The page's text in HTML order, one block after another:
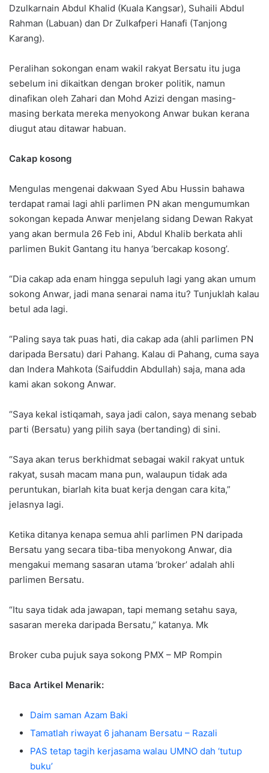
Dzulkarnain Abdul Khalid (Kuala Kangsar), Suhaili Abdul
Rahman (Labuan) dan Dr Zulkafperi Hanafi (Tanjong
Karang).
Peralihan sokongan enam wakil rakyat Bersatu itu juga
sebelum ini dikaitkan dengan broker politik, namun
dinafikan oleh Zahari dan Mohd Azizi dengan masing-
masing berkata mereka menyokong Anwar bukan kerana
diugut atau ditawar habuan.
Cakap kosong
Mengulas mengenai dakwaan Syed Abu Hussin bahawa
terdapat ramai lagi ahli parlimen PN akan mengumumkan
sokongan kepada Anwar menjelang sidang Dewan Rakyat
yang akan bermula 26 Feb ini, Abdul Khalib berkata ahli
parlimen Bukit Gantang itu hanya ‘bercakap kosong’.
“Dia cakap ada enam hingga sepuluh lagi yang akan umum
sokong Anwar, jadi mana senarai nama itu? Tunjuklah kalau
betul ada lagi.
“Paling saya tak puas hati, dia cakap ada (ahli parlimen PN
daripada Bersatu) dari Pahang. Kalau di Pahang, cuma saya
dan Indera Mahkota (Saifuddin Abdullah) saja, mana ada
kami akan sokong Anwar.
“Saya kekal istiqamah, saya jadi calon, saya menang sebab
parti (Bersatu) yang pilih saya (bertanding) di sini.
“Saya akan terus berkhidmat sebagai wakil rakyat untuk
rakyat, susah macam mana pun, walaupun tidak ada
peruntukan, biarlah kita buat kerja dengan cara kita,”
jelasnya lagi.
Ketika ditanya kenapa semua ahli parlimen PN daripada
Bersatu yang secara tiba-tiba menyokong Anwar, dia
mengakui memang sasaran utama ‘broker’ adalah ahli
parlimen Bersatu.
“Itu saya tidak ada jawapan, tapi memang setahu saya,
sasaran mereka daripada Bersatu,” katanya. Mk
Broker cuba pujuk saya sokong PMX – MP Rompin
Baca Artikel Menarik:
Daim saman Azam Baki
Tamatlah riwayat 6 jahanam Bersatu – Razali
PAS tetap tagih kerjasama walau UMNO dah ‘tutup
buku’